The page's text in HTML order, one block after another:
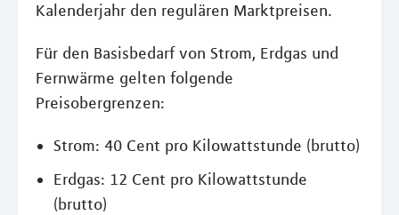
Kalenderjahr den regulären Marktpreisen.
Für den Basisbedarf von Strom, Erdgas und
Fernwärme gelten folgende
Preisobergrenzen:
Strom: 40 Cent pro Kilowattstunde (brutto)
Erdgas: 12 Cent pro Kilowattstunde
(brutto)